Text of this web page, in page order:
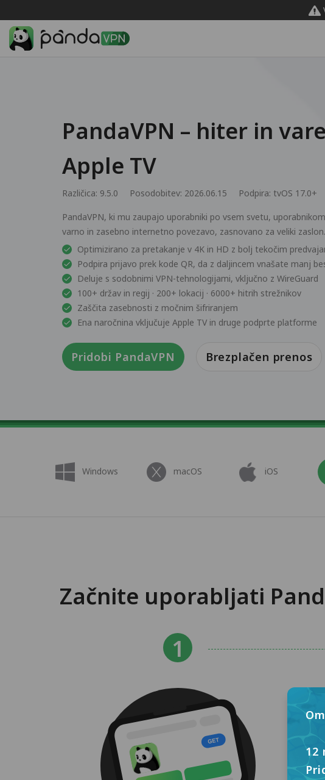
PandaVPN – hiter in
Apple TV
Različica: 9.5.0 Posodobitev: 2026.06.15 Podpira: tvOS 17.0+
PandaVPN, ki mu zaupajo uporabniki po vsem svetu,
varno in zasebno internetno povezavo, zasnovano za veliki zaslon.
Optimizirano za pretakanje v 4K in HD z bolj tekočim
Podpira prijavo prek kode QR, da z daljincem vnašate manj
Deluje s sodobnimi VPN-tehnologijami, vključno z WireGuard
100+ držav in regij · 200+ lokacij · 6000+ hitrih strežnikov
Zaščita zasebnosti z močnim šifriranjem
Ena naročnina vključuje Apple TV in druge podprte platforme
Pridobi PandaVPN Brezplačen prenos
Windows macOS iOS
Začnite uporabljati
12